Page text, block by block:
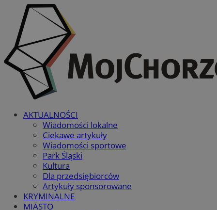
AKTUALNOŚCI
Wiadomości lokalne
Ciekawe artykuły
Wiadomości sportowe
Park Śląski
Kultura
Dla przedsiębiorców
Artykuły sponsorowane
KRYMINALNE
MIASTO